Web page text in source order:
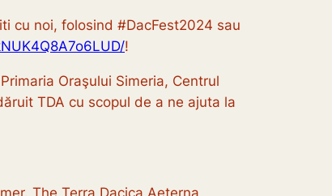
cu noi, folosind #DacFest2024 sau
!
Oraşului Simeria, Centrul
TDA cu scopul de a ne ajuta la
The Terra Dacica Aeterna